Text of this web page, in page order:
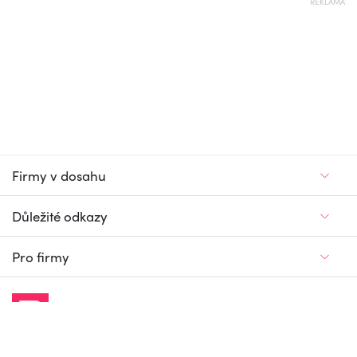
Firmy v dosahu
Důležité odkazy
Pro firmy